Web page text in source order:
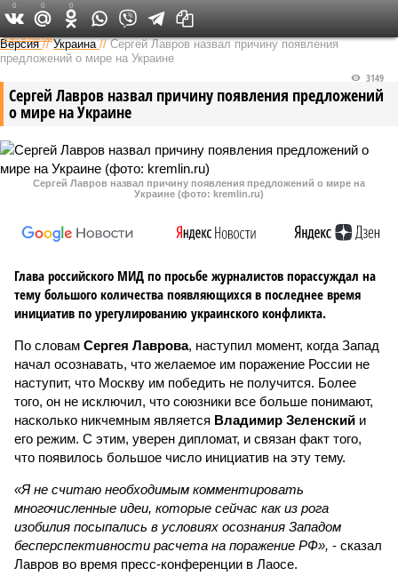
Федеральный выпуск
Версия //Украина //Сергей Лавров назвал причину появления
предложений о мире на Украине
Сергей Лавров назвал причину появления предложений
о мире на Украине
3149
Сергей Лавров назвал причину появления предложений о мире на
Украине (фото: kremlin.ru)
Глава российского МИД по просьбе журналистов порассуждал на
тему большого количества появляющихся в последнее время
инициатив по урегулированию украинского конфликта.
По словам Сергея Лаврова, наступил момент, когда Запад
начал осознавать, что желаемое им поражение России не
наступит, что Москву им победить не получится. Более
того, он не исключил, что союзники все больше понимают,
насколько никчемным является Владимир Зеленский и
его режим. С этим, уверен дипломат, и связан факт того,
что появилось большое число инициатив на эту тему.
«Я не считаю необходимым комментировать
многочисленные идеи, которые сейчас как из рога
изобилия посыпались в условиях осознания Западом
бесперспективности расчета на поражение РФ», - сказал
Лавров во время пресс-конференции в Лаосе.
0 0 0